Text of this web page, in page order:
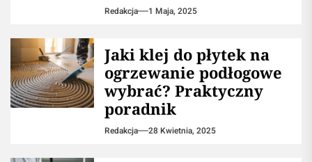
Redakcja 1 Maja, 2025
Jaki klej do płytek na
ogrzewanie podłogowe
wybrać? Praktyczny
poradnik
Redakcja 28 Kwietnia, 2025